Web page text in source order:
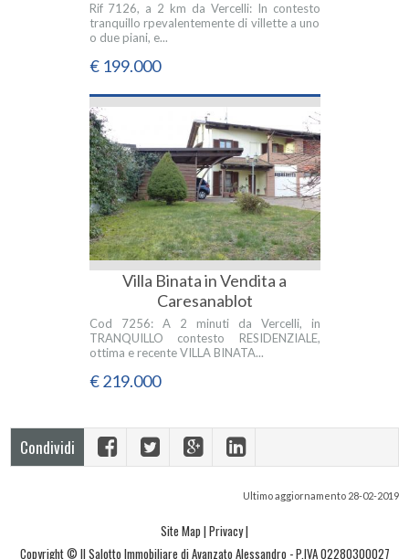
Rif 7126, a 2 km da Vercelli: In contesto
tranquillo rpevalentemente di villette a uno
o due piani, e...
€ 199.000
Villa Binata in Vendita a
Caresanablot
Cod 7256: A 2 minuti da Vercelli, in
TRANQUILLO contesto RESIDENZIALE,
ottima e recente VILLA BINATA...
€ 219.000
Condividi
Ultimo aggiornamento 28-02-2019
Site Map | Privacy|
Copyright © Il Salotto Immobiliare di Avanzato Alessandro - P.IVA 02280300027